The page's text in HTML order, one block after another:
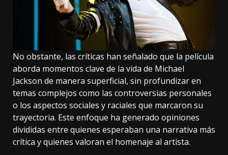
No obstante, las críticas han señalado que la película
aborda momentos clave de la vida de Michael
Jackson de manera superficial, sin profundizar en
temas complejos como las controversias personales
o los aspectos sociales y raciales que marcaron su
trayectoria. Este enfoque ha generado opiniones
divididas entre quienes esperaban una narrativa más
crítica y quienes valoran el homenaje al artista.